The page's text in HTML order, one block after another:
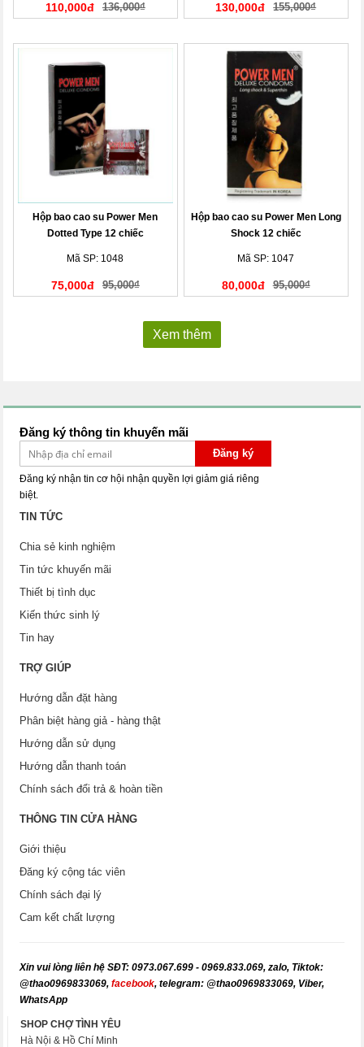
110,000đ 136,000₫ 130,000đ 155,000₫
Hộp bao cao su Power Men
Dotted Type 12 chiếc
Mã SP: 1048
75,000đ 95,000₫
Hộp bao cao su Power Men Long
Shock 12 chiếc
Mã SP: 1047
80,000đ 95,000₫
Xem thêm
Đăng ký thông tin khuyến mãi
Đăng ký
Đăng ký nhận tin cơ hội nhận quyền lợi giảm giá riêng
biệt.
TIN TỨC
Chia sẻ kinh nghiệm
Tin tức khuyến mãi
Thiết bị tình dục
Kiến thức sinh lý
Tin hay
TRỢ GIÚP
Hướng dẫn đặt hàng
Phân biệt hàng giả - hàng thật
Hướng dẫn sử dụng
Hướng dẫn thanh toán
Chính sách đổi trả & hoàn tiền
THÔNG TIN CỬA HÀNG
Giới thiệu
Đăng ký cộng tác viên
Chính sách đại lý
Cam kết chất lượng
Xin vui lòng liên hệ SĐT: 0973.067.699 - 0969.833.069, zalo, Tiktok:
@thao0969833069,facebook, telegram: @thao0969833069, Viber,
WhatsApp
SHOP CHỢ TÌNH YÊU
Hà Nội & Hồ Chí Minh